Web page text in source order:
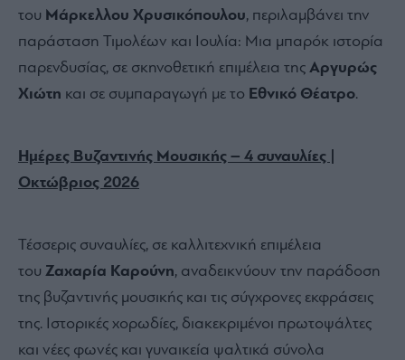
του Μάρκελλου Χρυσικόπουλου, περιλαμβάνει την
παράσταση Τιμολέων και Ιουλία: Μια μπαρόκ ιστορία
παρενδυσίας, σε σκηνοθετική επιμέλεια της Αργυρώς
Χιώτη και σε συμπαραγωγή με το Εθνικό Θέατρο.
Ημέρες Βυζαντινής Μουσικής – 4 συναυλίες |
Οκτώβριος 2026
Τέσσερις συναυλίες, σε καλλιτεχνική επιμέλεια
του Ζαχαρία Καρούνη, αναδεικνύουν την παράδοση
της βυζαντινής μουσικής και τις σύγχρονες εκφράσεις
της. Ιστορικές χορωδίες, διακεκριμένοι πρωτοψάλτες
και νέες φωνές και γυναικεία ψαλτικά σύνολα